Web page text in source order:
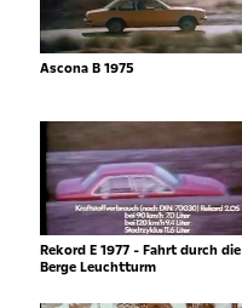
Ascona B 1975
Rekord E 1977 - Fahrt durch die
Berge Leuchtturm